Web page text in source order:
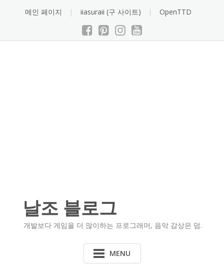
메인 페이지 iiasuraii (구 사이트) OpenTTD
날조 블로그
개발보다 게임을 더 많이하는 프로그래머, 음악 감상은 덤.
MENU